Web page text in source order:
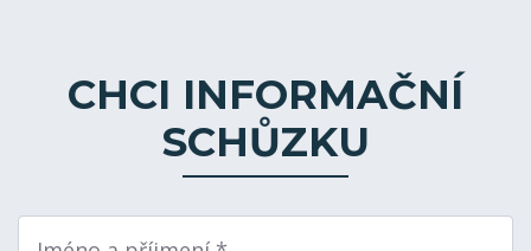
CHCI INFORMAČNÍ
SCHŮZKU